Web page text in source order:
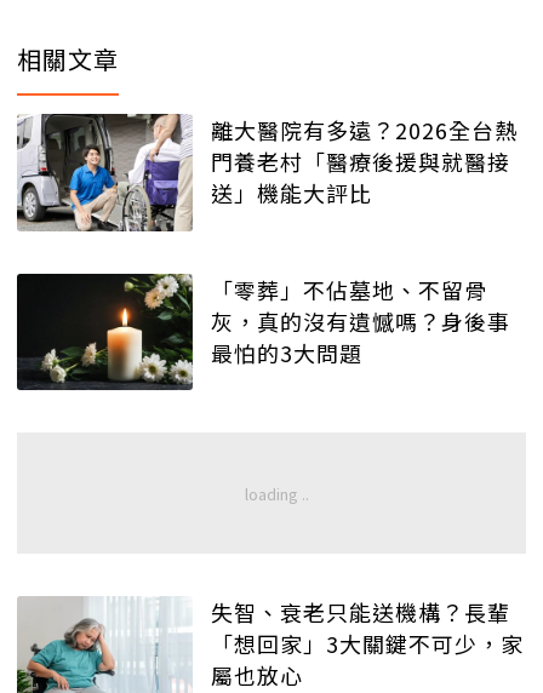
相關文章
離大醫院有多遠？2026全台熱
門養老村「醫療後援與就醫接
送」機能大評比
「零葬」不佔墓地、不留骨
灰，真的沒有遺憾嗎？身後事
最怕的3大問題
失智、衰老只能送機構？長輩
「想回家」3大關鍵不可少，家
屬也放心